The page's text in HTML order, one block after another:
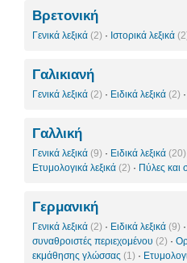
Βρετονική
Γενικά λεξικά (2) · Ιστορικά λεξικά
Γαλικιανή
Γενικά λεξικά (2) · Ειδικά λεξικά (2) ·
Γαλλική
Γενικά λεξικά (9) · Ειδικά λεξικά (20)
Ετυμολογικά λεξικά (2) · Πύλες και
Γερμανική
Γενικά λεξικά (2) · Ειδικά λεξικά (9) ·
συναθροιστές περιεχομένου (2) ·
εκμάθησης γλώσσας (1) ·